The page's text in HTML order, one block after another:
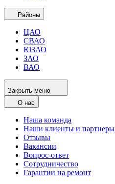
Районы
ЦАО
СВАО
ЮЗАО
ЗАО
ВАО
Закрыть меню
О нас
Наша команда
Наши клиенты и партнеры
Отзывы
Вакансии
Вопрос-ответ
Сотрудничество
Гарантии на ремонт